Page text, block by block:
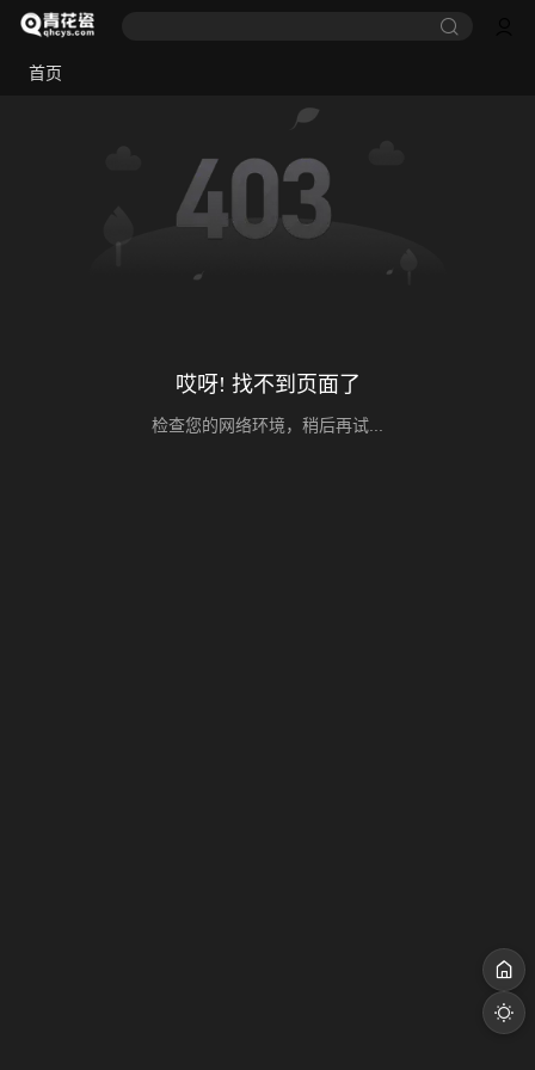
首页
哎呀! 找不到页面了
检查您的网络环境，稍后再试...